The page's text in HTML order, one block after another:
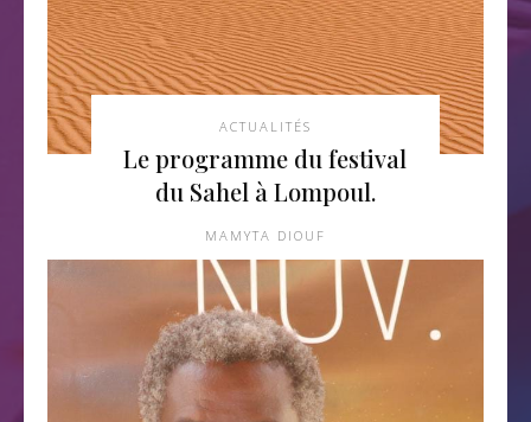
ACTUALITÉS
Le programme du festival
du Sahel à Lompoul.
MAMYTA DIOUF